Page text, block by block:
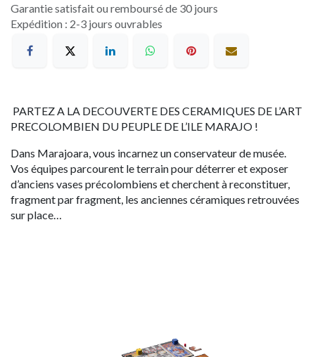
Garantie satisfait ou remboursé de 30 jours
Expédition : 2-3 jours ouvrables
PARTEZ A LA DECOUVERTE DES CERAMIQUES DE L’ART
PRECOLOMBIEN DU PEUPLE DE L’ILE MARAJO !
Dans Marajoara, vous incarnez un conservateur de musée.
Vos équipes parcourent le terrain pour déterrer et exposer
d’anciens vases précolombiens et cherchent à reconstituer,
fragment par fragment, les anciennes céramiques retrouvées
sur place…